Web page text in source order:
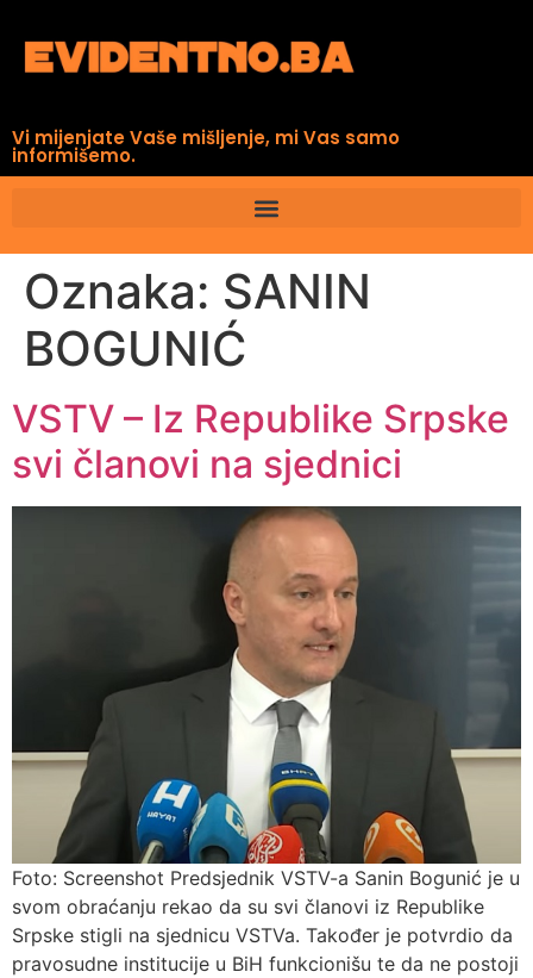
Vi mijenjate Vaše mišljenje, mi Vas samo
informišemo.
Oznaka: SANIN
BOGUNIĆ
VSTV – Iz Republike Srpske
svi članovi na sjednici
Foto: Screenshot Predsjednik VSTV-a Sanin Bogunić je u
svom obraćanju rekao da su svi članovi iz Republike
Srpske stigli na sjednicu VSTVa. Također je potvrdio da
pravosudne institucije u BiH funkcionišu te da ne postoji